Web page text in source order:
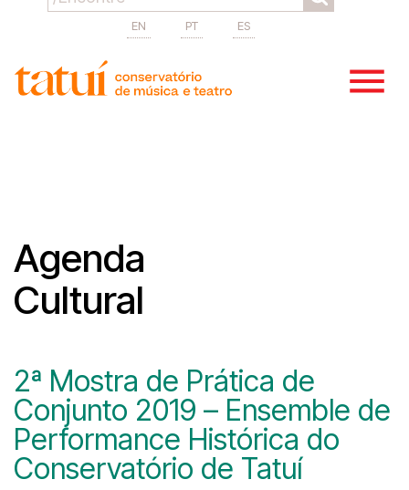
EN PT ES
Agenda
Cultural
2ª Mostra de Prática de
Conjunto 2019 – Ensemble de
Performance Histórica do
Conservatório de Tatuí